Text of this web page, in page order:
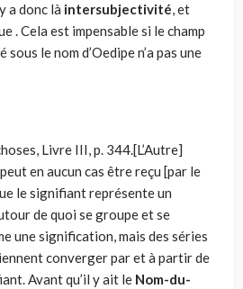
a donc là intersubjectivité, et
. Cela est impensable si le champ
le nom d’Oedipe n’a pas une
Livre III, p. 344.[L’Autre]
en aucun cas être reçu [par le
le signifiant représente un
de quoi se groupe et se
une significa­tion, mais des séries
converger par et à partir de
Avant qu’il y ait le Nom-du-